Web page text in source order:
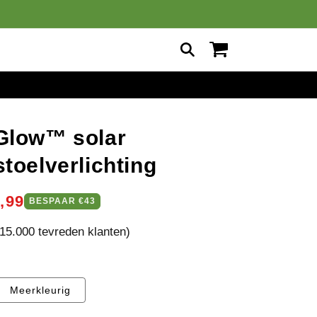
Winkelwagen